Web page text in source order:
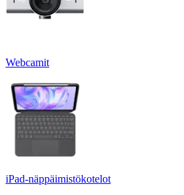
Webcamit
iPad-näppäimistökotelot